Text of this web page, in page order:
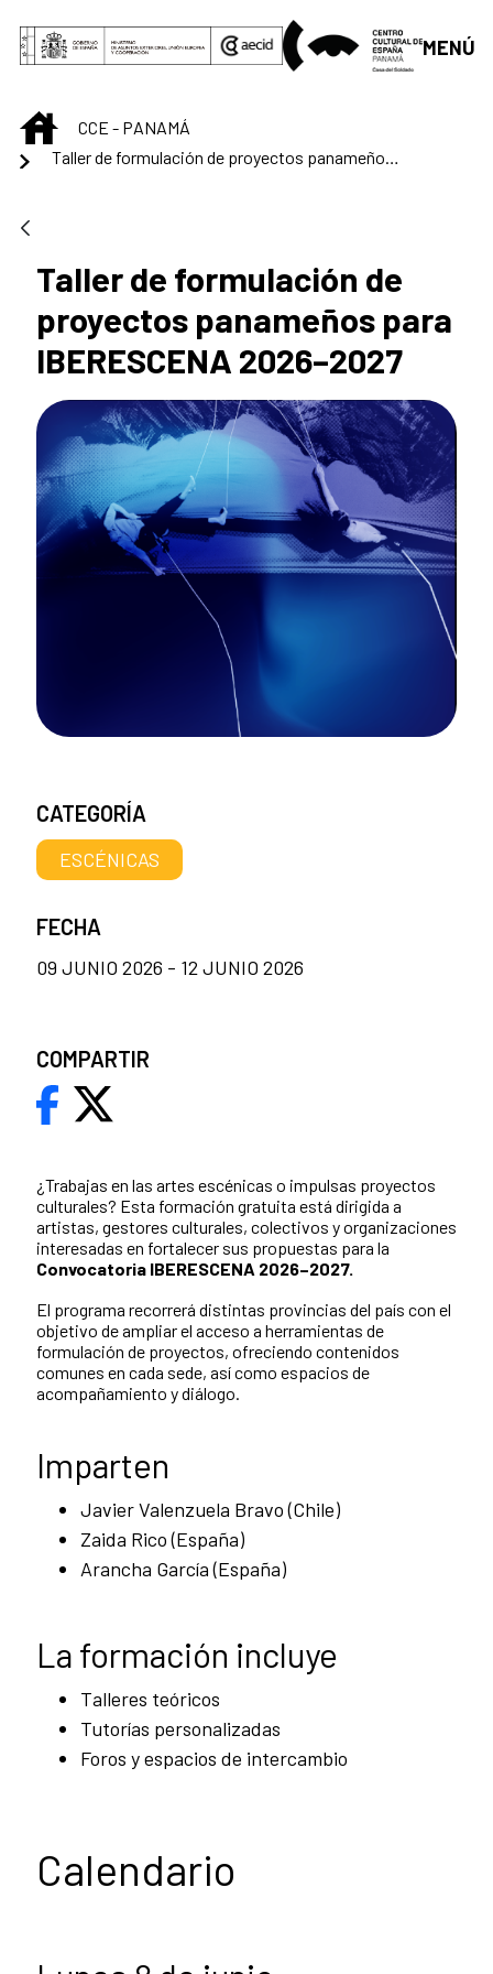
Saltar al contenido principal
MENÚ
INICIOCCE - PANAMÁ
Taller de formulación de
proyectos panameños para
IBERESCENA 2026–2027
¿Trabajas en las artes escénicas o impulsas proyectos
culturales? Esta formación gratuita está dirigida a
artistas, gestores culturales, colectivos y organizaciones
interesadas en fortalecer sus propuestas para la
Convocatoria IBERESCENA 2026–2027.
El programa recorrerá distintas provincias del país con el
objetivo de ampliar el acceso a herramientas de
formulación de proyectos, ofreciendo contenidos
comunes en cada sede, así como espacios de
acompañamiento y diálogo.
Imparten
Javier Valenzuela Bravo (Chile)
Zaida Rico (España)
Arancha García (España)
La formación incluye
Talleres teóricos
Tutorías personalizadas
Foros y espacios de intercambio
Calendario
CATEGORÍA
ESCÉNICAS
FECHA
09 JUNIO 2026 - 12 JUNIO 2026
COMPARTIR